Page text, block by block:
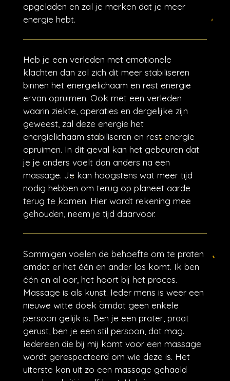
opgeladen en zal je merken dat je meer
energie hebt.
Heb je een verleden met emotionele
klachten dan zal zich dit meer stabiliseren
binnen het energielichaam en rest energie
ervan opruimen. Ook met een verleden
waarin ziekte, operaties en dergelijke zijn
geweest, zal deze energie het
energielichaam stabiliseren en rest energie
opruimen. In dit geval kan het gebeuren dat
je je anders voelt dan anders na een
massage. Je kan hoogstens wat meer tijd
nodig hebben om terug op planeet aarde
terug te komen. Hier wordt rekening mee
gehouden, neem je tijd daarvoor.
Sommigen voelen de behoefte om te praten
omdat er het één en ander los komt. Ik ben
één en al oor, het hoort bij het proces.
Massage is als kunst. Ieder mens is weer een
nieuwe witte doek omdat geen enkele
persoon gelijk is. Ben je een prater, praat
gerust, ben je een stil persoon, dat mag.
Iedereen die bij mij komt voor een massage
wordt gerespecteerd om wie deze is. Het
uiterste kan uit zo een massage gehaald